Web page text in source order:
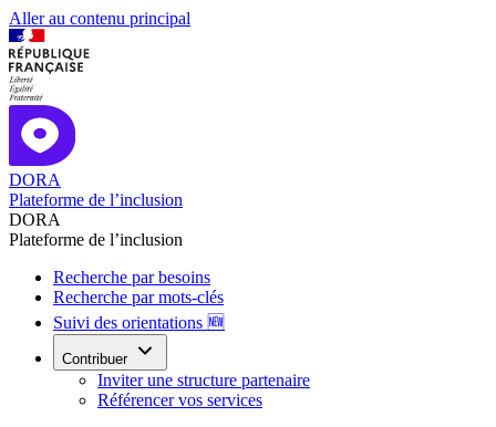
Aller au contenu principal
DORA
Plateforme de l’inclusion
DORA
Plateforme de l’inclusion
Recherche par besoins
Recherche par mots-clés
Suivi des orientations 🆕
Contribuer
Inviter une structure partenaire
Référencer vos services